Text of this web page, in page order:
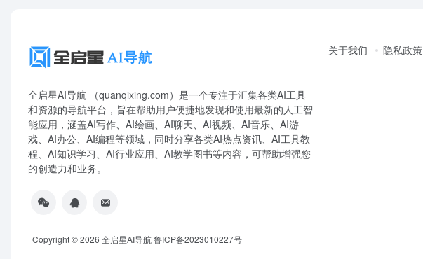
全启星AI导航 （quanqixing.com）是一个专注于汇集各类AI工具
和资源的导航平台，旨在帮助用户便捷地发现和使用最新的人工智
能应用，涵盖AI写作、AI绘画、AI聊天、AI视频、AI音乐、AI游
戏、AI办公、AI编程等领域，同时分享各类AI热点资讯、AI工具教
程、AI知识学习、AI行业应用、AI教学图书等内容，可帮助增强您
的创造力和业务。
关于我们 隐私政策
Copyright © 2026 全启星AI导航鲁ICP备2023010227号